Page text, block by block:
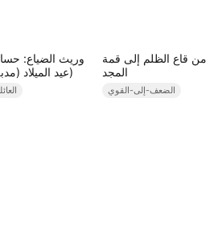
وريث الضياع:
عيد الميلاد (مدبلج)
من قاع الظلم إلى قمة
المجد
الضعف-إلى-القوي